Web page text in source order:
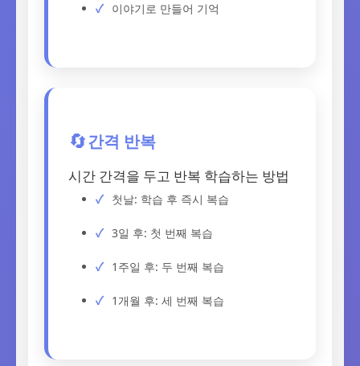
이야기로 만들어 기억
🔄간격 반복
시간 간격을 두고 반복 학습하는 방법
첫날: 학습 후 즉시 복습
3일 후: 첫 번째 복습
1주일 후: 두 번째 복습
1개월 후: 세 번째 복습